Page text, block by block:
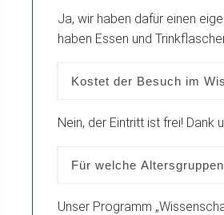
Ja, wir haben dafür einen
haben Essen und
Kostet der Besuch im
Nein, der Eintritt ist frei!
Für welche
Unser Programm